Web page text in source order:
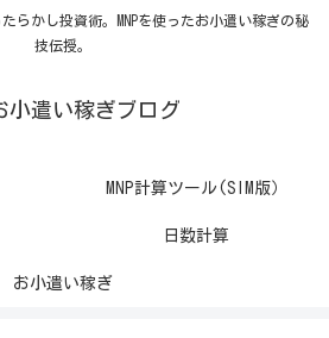
らかし投資術。MNPを使ったお小遣い稼ぎの秘
技伝授。
小遣い稼ぎブログ
MNP計算ツール(SIM版）
日数計算
お小遣い稼ぎ